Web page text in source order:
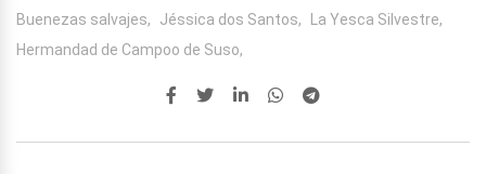
Buenezas salvajes,
Jéssica dos Santos,
La Yesca Silvestre,
Hermandad de Campoo de Suso,